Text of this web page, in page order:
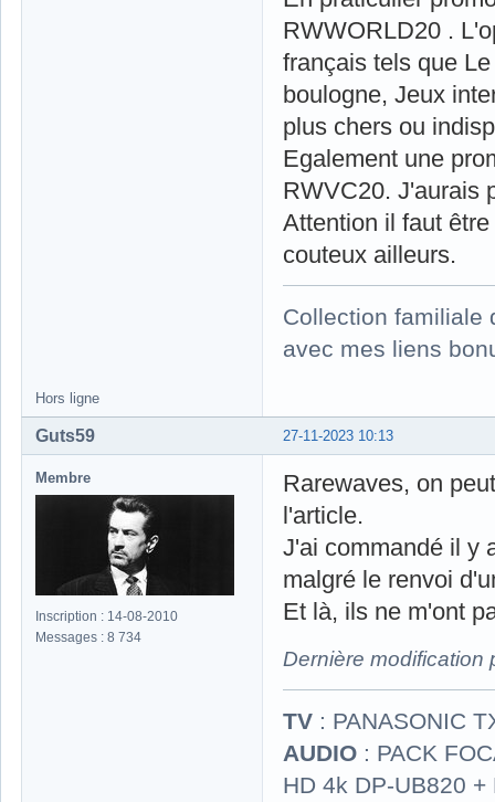
RWWORLD20 .
français tels que
boulogne, Jeux
plus chers ou
Egalement une
RWVC20. J'aurais
Attention il faut
couteux ailleurs.
Collection familiale
avec mes liens
Hors ligne
27-11-2023 10:13
Guts59
Membre
Inscription : 14-08-2010
Messages : 8 734
Rarewaves, on
l'article.
J'ai commandé il y
malgré le renvoi
Et là, ils ne m'ont
Dernière modification
TV : PANASONIC
AUDIO : PACK
HD 4k DP-UB820